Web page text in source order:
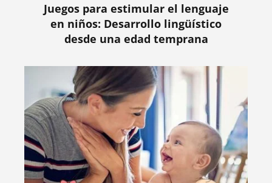
Juegos para estimular el lenguaje
en niños: Desarrollo lingüístico
desde una edad temprana